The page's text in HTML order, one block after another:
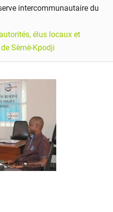
intercommunautaire du
élus locaux et
Sèmè-Kpodji